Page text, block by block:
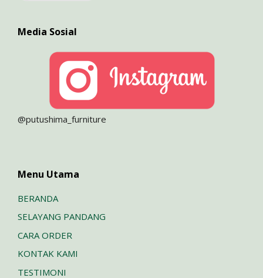
Media Sosial
@putushima_furniture
Menu Utama
BERANDA
SELAYANG PANDANG
CARA ORDER
KONTAK KAMI
TESTIMONI